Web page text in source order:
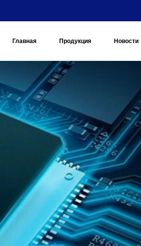
Главная Продукция Новости